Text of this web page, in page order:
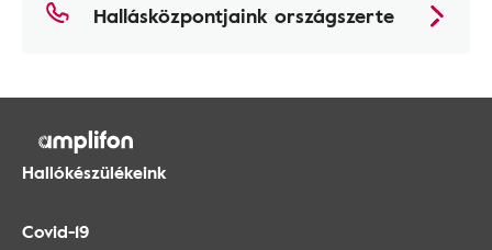
Hallásközpontjaink országszerte
Hallókészülékeink
Covid-19